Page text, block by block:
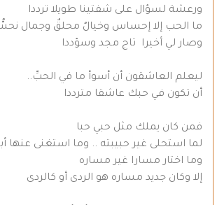
ورعشة لسؤال على شفتينا طويلا ترددا
ما الحب إلا إحساس وخيالٌ محلقٌ وجمال
وصار لي أخيرا تاج مجد وسؤددا
ليعلم العاشقون أن أسوأ ما في الحبِّ..
أن تكون في حبك عاشقا مترددا
فمن كان يملك مثل حبي حبا
لما استحلى غير حبيبته .. وما استغنى عنها
وما اختار مسارا غير مساره
إلا وكان جديد مساره هو الردى أو كالردى